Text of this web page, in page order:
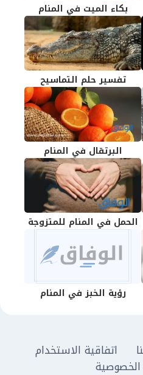
بكاء الميت في المنام
تفسير حلم التماسيح
البرتقال في المنام
الحمل في المنام للمتزوجة
رؤية الخبز في المنام
اتفاقية الاستخدام